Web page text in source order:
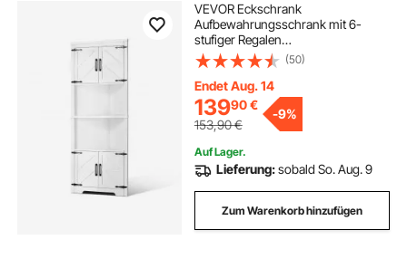
VEVOR Eckschrank
Aufbewahrungsschrank mit 6-
stufiger Regalen
Mehrzweckschrank (171 cm Hohe)
mit 4 Holztüren und verstellbaren
Regalen, freistehender
Küchenschrank für Wohnzimmer
Waschküche, weiß
(50)
Endet Aug. 14
13990€
153,90€
-9%
Auf Lager.
Lieferung:sobald So. Aug. 9
Zum Warenkorb hinzufügen